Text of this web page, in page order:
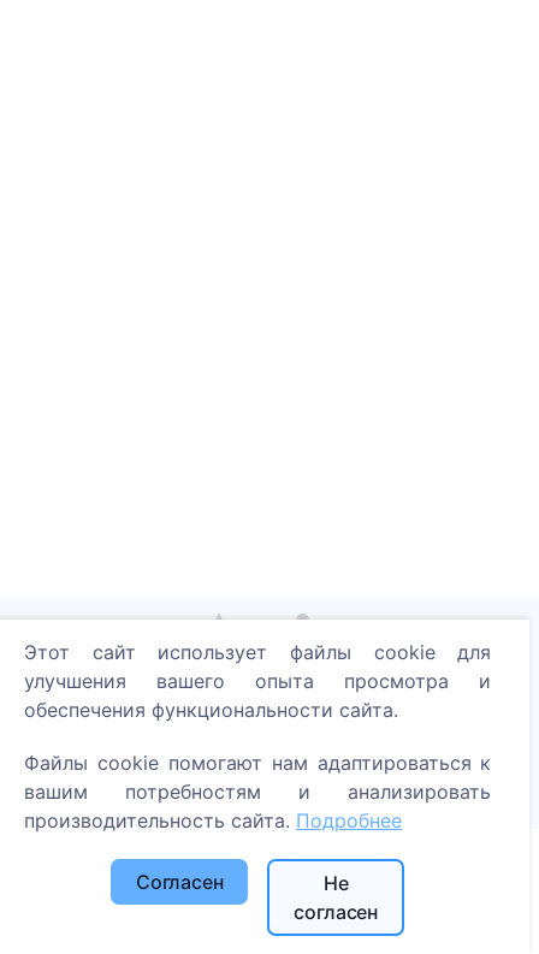
Зажгите цифровую свечу - посадите дерево!
Читать далее
Посаженные деревья
1390
Информация
Этот сайт использует файлы cookie для
улучшения вашего опыта просмотра и
обеспечения функциональности сайта.
Файлы cookie помогают нам адаптироваться к
вашим потребностям и анализировать
производительность сайта. Подробнее
Согласен
Не
согласен